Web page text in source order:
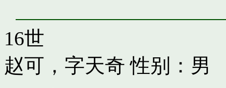
16世
赵可，字天奇 性别：男